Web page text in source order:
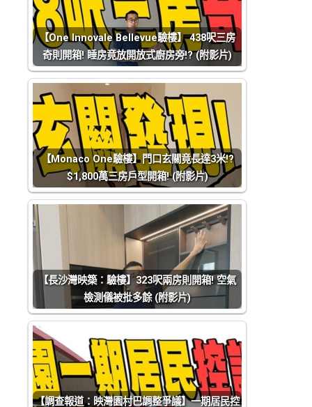
【One Innovale Bellevue驗樓】 438呎三房
奇則開箱! 睡房竟放開放式廚房旁!? (附影片)
【Monaco One驗樓】門口玄關竟長達3米!?
$1,800萬三房戶型開箱! (附影片)
【長沙灣映築：驗樓】323呎兩房則開箱! 空氣
檢測儀被批多餘 (附影片)
【調查報道：映灣園村巴調整爭議】一期居民控